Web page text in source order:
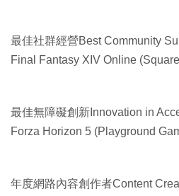
最佳社群經營Best Community
Final Fantasy XIV Online
最佳無障礙創新Innovation in
Forza Horizon 5 (Playground
年度網路內容創作者Content